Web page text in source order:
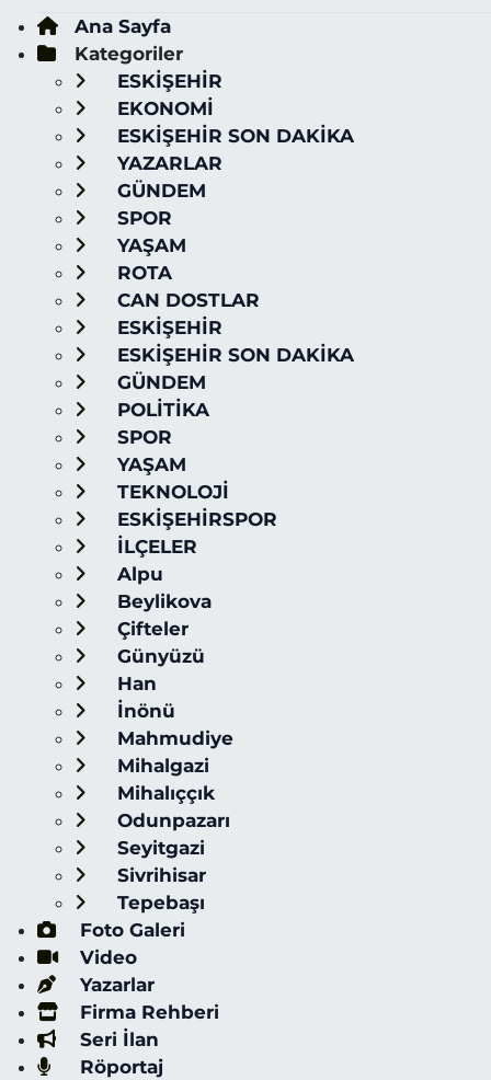
Ana Sayfa
Kategoriler
ESKİŞEHİR
EKONOMİ
ESKİŞEHİR SON DAKİKA
YAZARLAR
GÜNDEM
SPOR
YAŞAM
ROTA
CAN DOSTLAR
ESKİŞEHİR
ESKİŞEHİR SON DAKİKA
GÜNDEM
POLİTİKA
SPOR
YAŞAM
TEKNOLOJİ
ESKİŞEHİRSPOR
İLÇELER
Alpu
Beylikova
Çifteler
Günyüzü
Han
İnönü
Mahmudiye
Mihalgazi
Mihalıççık
Odunpazarı
Seyitgazi
Sivrihisar
Tepebaşı
Foto Galeri
Video
Yazarlar
Firma Rehberi
Seri İlan
Röportaj